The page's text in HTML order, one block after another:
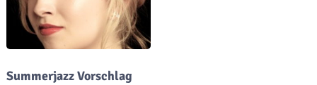
Summerjazz Vorschlag